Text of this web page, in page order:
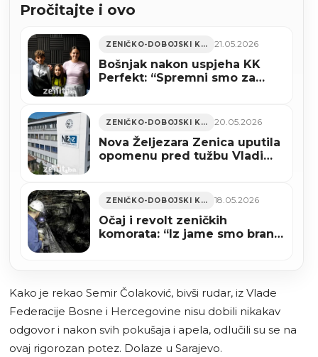
Pročitajte i ovo
ZENIČKO-DOBOJSKI KANTON 21.05.2026
Bošnjak nakon uspjeha KK
Perfekt: “Spremni smo za
ZENIČKO-DOBOJSKI KANTON 20.05.2026
Nova Željezara Zenica uputila
opomenu pred tužbu Vladi
ZENIČKO-DOBOJSKI KANTON 18.05.2026
Očaj i revolt zeničkih
komorata: “Iz jame smo branili
Kako je rekao Semir Čolaković, bivši rudar, iz Vlade
Federacije Bosne i Hercegovine nisu dobili nikakav
odgovor i nakon svih pokušaja i apela, odlučili su se na
ovaj rigorozan potez. Dolaze u Sarajevo.